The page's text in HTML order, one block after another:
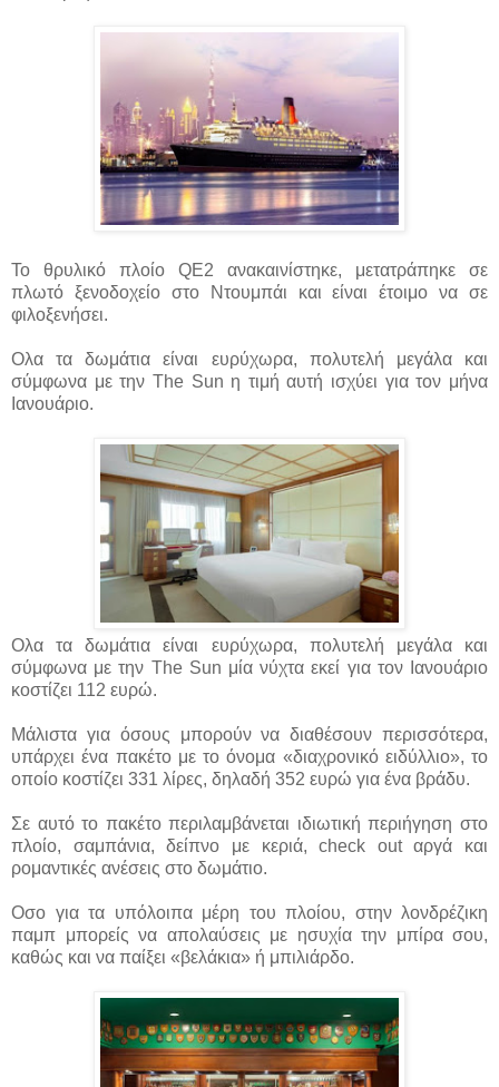
To θρυλικό πλοίο QE2 ανακαινίστηκε, μετατράπηκε σε
πλωτό ξενοδοχείο στο Ντουμπάι και είναι έτοιμο να σε
φιλοξενήσει.
Ολα τα δωμάτια είναι ευρύχωρα, πολυτελή μεγάλα και
σύμφωνα με την The Sun η τιμή αυτή ισχύει για τον μήνα
Ιανουάριο.
Ολα τα δωμάτια είναι ευρύχωρα, πολυτελή μεγάλα και
σύμφωνα με την The Sun μία νύχτα εκεί για τον Ιανουάριο
κοστίζει 112 ευρώ.
Μάλιστα για όσους μπορούν να διαθέσουν περισσότερα,
υπάρχει ένα πακέτο με το όνομα «διαχρονικό ειδύλλιο», το
οποίο κοστίζει 331 λίρες, δηλαδή 352 ευρώ για ένα βράδυ.
Σε αυτό το πακέτο περιλαμβάνεται ιδιωτική περιήγηση στο
πλοίο, σαμπάνια, δείπνο με κεριά, check out αργά και
ρομαντικές ανέσεις στο δωμάτιο.
Οσο για τα υπόλοιπα μέρη του πλοίου, στην λονδρέζικη
παμπ μπορείς να απολαύσεις με ησυχία την μπίρα σου,
καθώς και να παίξει «βελάκια» ή μπιλιάρδο.